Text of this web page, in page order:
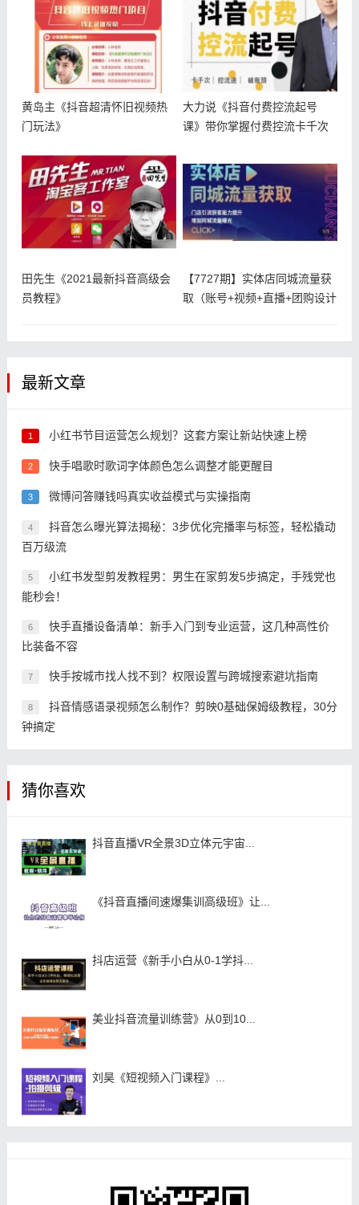
黄岛主《抖音超清怀旧视频热
门玩法》
大力说《抖音付费控流起号
课》带你掌握付费控流卡千次
田先生《2021最新抖音高级会
员教程》
【7727期】实体店同城流量获
取（账号+视频+直播+团购设计
最新文章
1 小红书节目运营怎么规划？这套方案让新站快速上榜
2 快手唱歌时歌词字体颜色怎么调整才能更醒目
3 微博问答赚钱吗真实收益模式与实操指南
4
抖音怎么曝光算法揭秘：3步优化完播率与标签，轻松撬动
百万级流
5
小红书发型剪发教程男：男生在家剪发5步搞定，手残党也
能秒会！
6
快手直播设备清单：新手入门到专业运营，这几种高性价
比装备不容
7 快手按城市找人找不到？权限设置与跨城搜索避坑指南
8
抖音情感语录视频怎么制作？剪映0基础保姆级教程，30分
钟搞定
猜你喜欢
抖音直播VR全景3D立体元宇宙...
《抖音直播间速爆集训高级班》让...
抖店运营《新手小白从0-1学抖...
美业抖音流量训练营》从0到10...
刘昊《短视频入门课程》...